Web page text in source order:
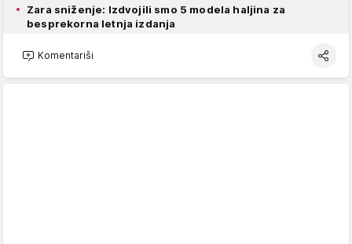
Zara sniženje: Izdvojili smo 5 modela haljina za
besprekorna letnja izdanja
Komentariši